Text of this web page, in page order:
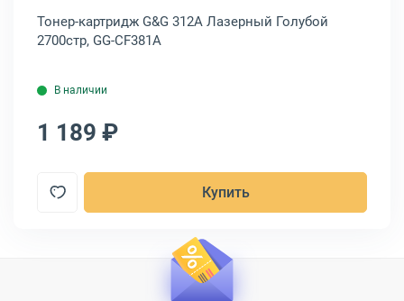
Тонер-картридж G&G 312A Лазерный Голубой
2700стр, GG-CF381A
В наличии
1 189 ₽
Купить